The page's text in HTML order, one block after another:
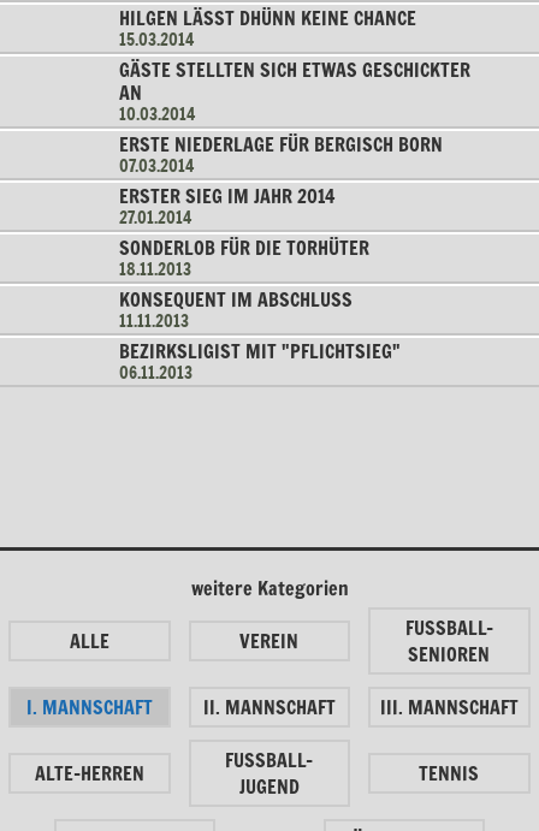
HILGEN LÄSST DHÜNN KEINE CHANCE
15.03.2014
GÄSTE STELLTEN SICH ETWAS GESCHICKTER
AN
10.03.2014
ERSTE NIEDERLAGE FÜR BERGISCH BORN
07.03.2014
ERSTER SIEG IM JAHR 2014
27.01.2014
SONDERLOB FÜR DIE TORHÜTER
18.11.2013
KONSEQUENT IM ABSCHLUSS
11.11.2013
BEZIRKSLIGIST MIT "PFLICHTSIEG"
06.11.2013
weitere Kategorien
ALLE
VEREIN
FUSSBALL-
SENIOREN
I. MANNSCHAFT
II. MANNSCHAFT III. MANNSCHAFT
ALTE-HERREN
FUSSBALL-
JUGEND
TENNIS